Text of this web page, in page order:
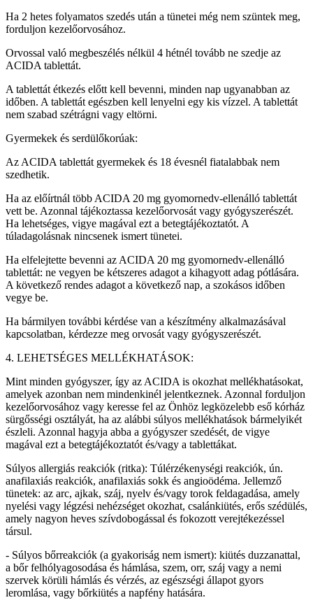
Ha 2 hetes folyamatos szedés után a tünetei még nem szüntek meg,
forduljon kezelőorvosához.
Orvossal való megbeszélés nélkül 4 hétnél tovább ne szedje az
ACIDA tablettát.
A tablettát étkezés előtt kell bevenni, minden nap ugyanabban az
időben. A tablettát egészben kell lenyelni egy kis vízzel. A tablettát
nem szabad szétrágni vagy eltörni.
Gyermekek és serdülőkorúak:
Az ACIDA tablettát gyermekek és 18 évesnél fiatalabbak nem
szedhetik.
Ha az előírtnál több ACIDA 20 mg gyomornedv-ellenálló tablettát
vett be. Azonnal tájékoztassa kezelőorvosát vagy gyógyszerészét.
Ha lehetséges, vigye magával ezt a betegtájékoztatót. A
túladagolásnak nincsenek ismert tünetei.
Ha elfelejtette bevenni az ACIDA 20 mg gyomornedv-ellenálló
tablettát: ne vegyen be kétszeres adagot a kihagyott adag pótlására.
A következő rendes adagot a következő nap, a szokásos időben
vegye be.
Ha bármilyen további kérdése van a készítmény alkalmazásával
kapcsolatban, kérdezze meg orvosát vagy gyógyszerészét.
4. LEHETSÉGES MELLÉKHATÁSOK:
Mint minden gyógyszer, így az ACIDA is okozhat mellékhatásokat,
amelyek azonban nem mindenkinél jelentkeznek. Azonnal forduljon
kezelőorvosához vagy keresse fel az Önhöz legközelebb eső kórház
sürgősségi osztályát, ha az alábbi súlyos mellékhatások bármelyikét
észleli. Azonnal hagyja abba a gyógyszer szedését, de vigye
magával ezt a betegtájékoztatót és/vagy a tablettákat.
Súlyos allergiás reakciók (ritka): Túlérzékenységi reakciók, ún.
anafilaxiás reakciók, anafilaxiás sokk és angioödéma. Jellemző
tünetek: az arc, ajkak, száj, nyelv és/vagy torok feldagadása, amely
nyelési vagy légzési nehézséget okozhat, csalánkiütés, erős szédülés,
amely nagyon heves szívdobogással és fokozott verejtékezéssel
társul.
- Súlyos bőrreakciók (a gyakoriság nem ismert): kiütés duzzanattal,
a bőr felhólyagosodása és hámlása, szem, orr, száj vagy a nemi
szervek körüli hámlás és vérzés, az egészségi állapot gyors
leromlása, vagy bőrkiütés a napfény hatására.